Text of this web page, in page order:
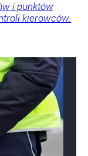
i punktów
kierowców.